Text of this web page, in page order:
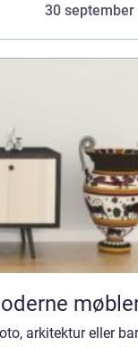
30 september
arkitektur eller